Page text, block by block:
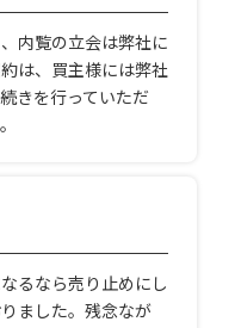
内覧の立会は弊社に
は、買主様には弊社
きを行っていただ
るなら売り止めにし
ました。残念なが